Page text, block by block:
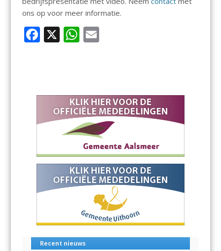
ons op voor meer informatie.
F
o
k
X W
A
p
p
E
Recent nieuws